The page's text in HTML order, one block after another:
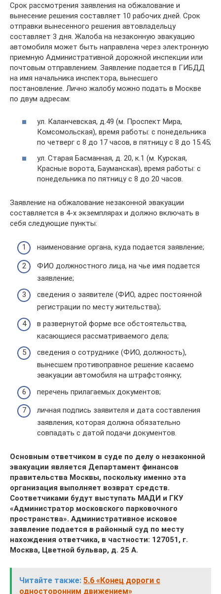
Срок рассмотрения заявления на обжалование и
вынесение решения составляет 10 рабочих дней. Срок
отправки вынесенного решения автовладельцу
составляет 3 дня. Жалоба на незаконную эвакуацию
автомобиля может быть направлена через электронную
приемную Административной дорожной инспекции или
почтовым отправлением. Заявление подается в ГИБДД
на имя начальника инспектора, вынесшего
постановление. Лично жалобу можно подать в Москве
по двум адресам:
ул. Каланчевская, д.49 (м. Проспект Мира,
Комсомольская), время работы: с понедельника
по четверг с 8 до 17 часов, в пятницу с 8 до 15.45;
ул. Старая Басманная, д. 20, к.1 (м. Курская,
Красные ворота, Бауманская), время работы: с
понедельника по пятницу с 8 до 20 часов.
Заявление на обжалование незаконной эвакуации
составляется в 4-х экземплярах и должно включать в
себя следующие пункты:
наименование органа, куда подается заявление;
ФИО должностного лица, на чье имя подается
заявление;
сведения о заявителе (ФИО, адрес постоянной
регистрации по месту жительства);
в развернутой форме все обстоятельства,
касающиеся рассматриваемого дела;
сведения о сотруднике (ФИО, должность),
вынесшем противоправное решение касаемо
эвакуации автомобиля на штрафстоянку;
перечень прилагаемых документов;
личная подпись заявителя и дата составления
заявления, которая должна обязательно
совпадать с датой подачи документов.
Основным ответчиком в суде по делу о незаконной
эвакуации является Департамент финансов
правительства Москвы, поскольку именно эта
организация выполняет возврат средств.
Соответчиками будут выступать МАДИ и ГКУ
«Администратор московского парковочного
пространства». Административное исковое
заявление подается в районный суд по месту
нахождения ответчика, в частности: 127051, г.
Москва, Цветной бульвар, д. 25 А.
Читайте также: 5.6 «Конец дороги с
односторонним движением»